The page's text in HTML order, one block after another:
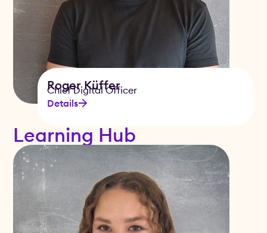
Roger Küffer
Chief Digital Officer
Details
Learning Hub